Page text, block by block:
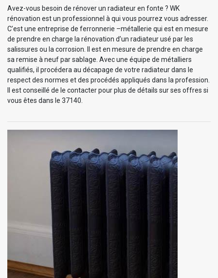
Avez-vous besoin de rénover un radiateur en fonte ? WK
rénovation est un professionnel à qui vous pourrez vous adresser.
C’est une entreprise de ferronnerie –métallerie qui est en mesure
de prendre en charge la rénovation d’un radiateur usé par les
salissures ou la corrosion. Il est en mesure de prendre en charge
sa remise à neuf par sablage. Avec une équipe de métalliers
qualifiés, il procédera au décapage de votre radiateur dans le
respect des normes et des procédés appliqués dans la profession.
Il est conseillé de le contacter pour plus de détails sur ses offres si
vous êtes dans le 37140.